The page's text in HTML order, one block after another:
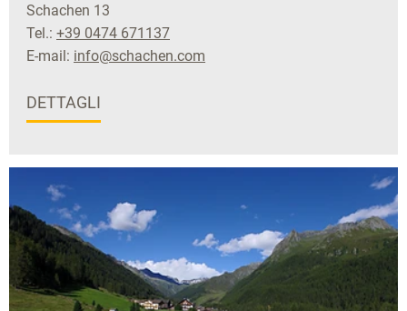
Schachen 13
Tel.: +39 0474 671137
E-mail: info@schachen.com
DETTAGLI